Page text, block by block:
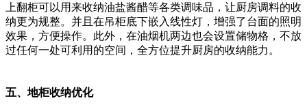
上翻柜可以用来收纳油盐酱醋等各类调味品，让厨房调料的收
纳更为规整。并且在吊柜底下嵌入线性灯，增强了台面的照明
效果，方便操作。此外，在油烟机两边也会设置储物格，不放
过任何一处可利用的空间，全方位提升厨房的收纳能力。
五、地柜收纳优化